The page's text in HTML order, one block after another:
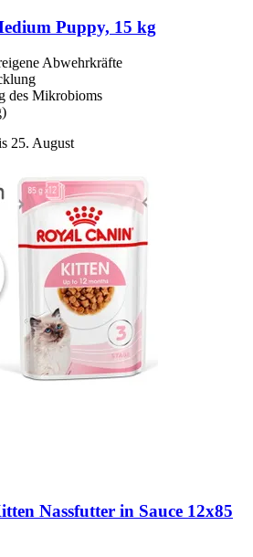
Puppy, 15 kg
Abwehrkräfte
des Mikrobioms
25. August
Nassfutter in Sauce 12x85